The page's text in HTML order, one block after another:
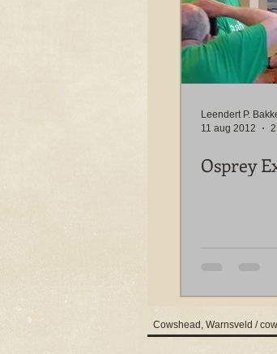
Leendert P.
11 aug 2012
Osprey
Cowshead, Warnsveld /